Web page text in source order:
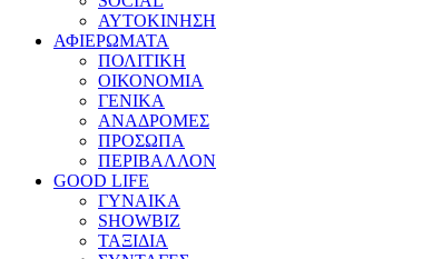
ΑΥΤΟΚΙΝΗΣΗ
ΑΦΙΕΡΩΜΑΤΑ
ΠΟΛΙΤΙΚΗ
ΟΙΚΟΝΟΜΙΑ
ΓΕΝΙΚΑ
ΑΝΑΔΡΟΜΕΣ
ΠΡΟΣΩΠΑ
ΠΕΡΙΒΑΛΛΟΝ
GOOD LIFE
ΓΥΝΑΙΚΑ
SHOWBIZ
ΤΑΞΙΔΙΑ